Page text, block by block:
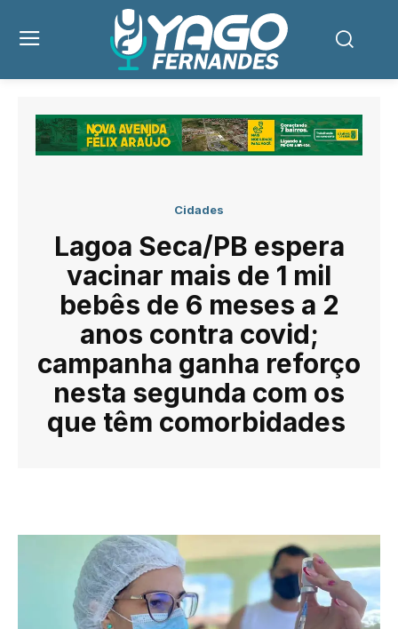
Cidades
Lagoa Seca/PB espera
vacinar mais de 1 mil
bebês de 6 meses a 2
anos contra covid;
campanha ganha reforço
nesta segunda com os
que têm comorbidades